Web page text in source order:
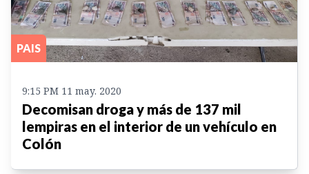
PAIS
9:15 PM 11 may. 2020
Decomisan droga y más de 137 mil
lempiras en el interior de un vehículo en
Colón